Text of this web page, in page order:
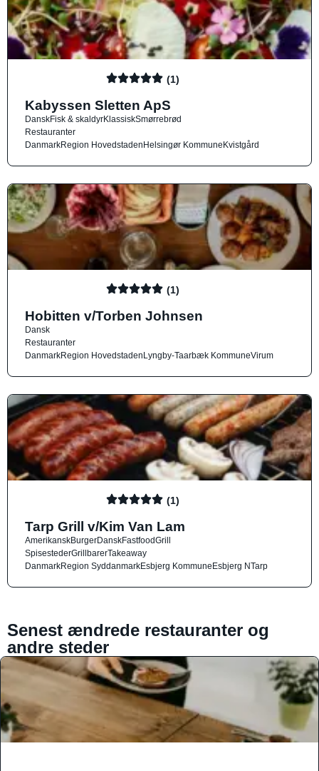
(1)
Kabyssen Sletten ApS
DanskFisk & skaldyrKlassiskSmørrebrød
Restauranter
DanmarkRegion HovedstadenHelsingør KommuneKvistgård
(1)
Hobitten v/Torben Johnsen
Dansk
Restauranter
DanmarkRegion HovedstadenLyngby-Taarbæk KommuneVirum
(1)
Tarp Grill v/Kim Van Lam
AmerikanskBurgerDanskFastfoodGrill
SpisestederGrillbarerTakeaway
DanmarkRegion SyddanmarkEsbjerg KommuneEsbjerg NTarp
Senest ændrede restauranter og
andre steder